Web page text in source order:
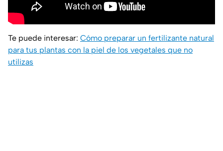
Te puede interesar: Cómo preparar un fertilizante natural
para tus plantas con la piel de los vegetales que no
utilizas